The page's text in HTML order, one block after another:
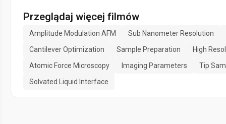
Przeglądaj więcej filmów
Amplitude Modulation AFM
Sub Nanometer Resolution
Cantilever Optimization
Sample Preparation
High
Atomic Force Microscopy
Imaging Parameters
Tip
Solvated Liquid Interface